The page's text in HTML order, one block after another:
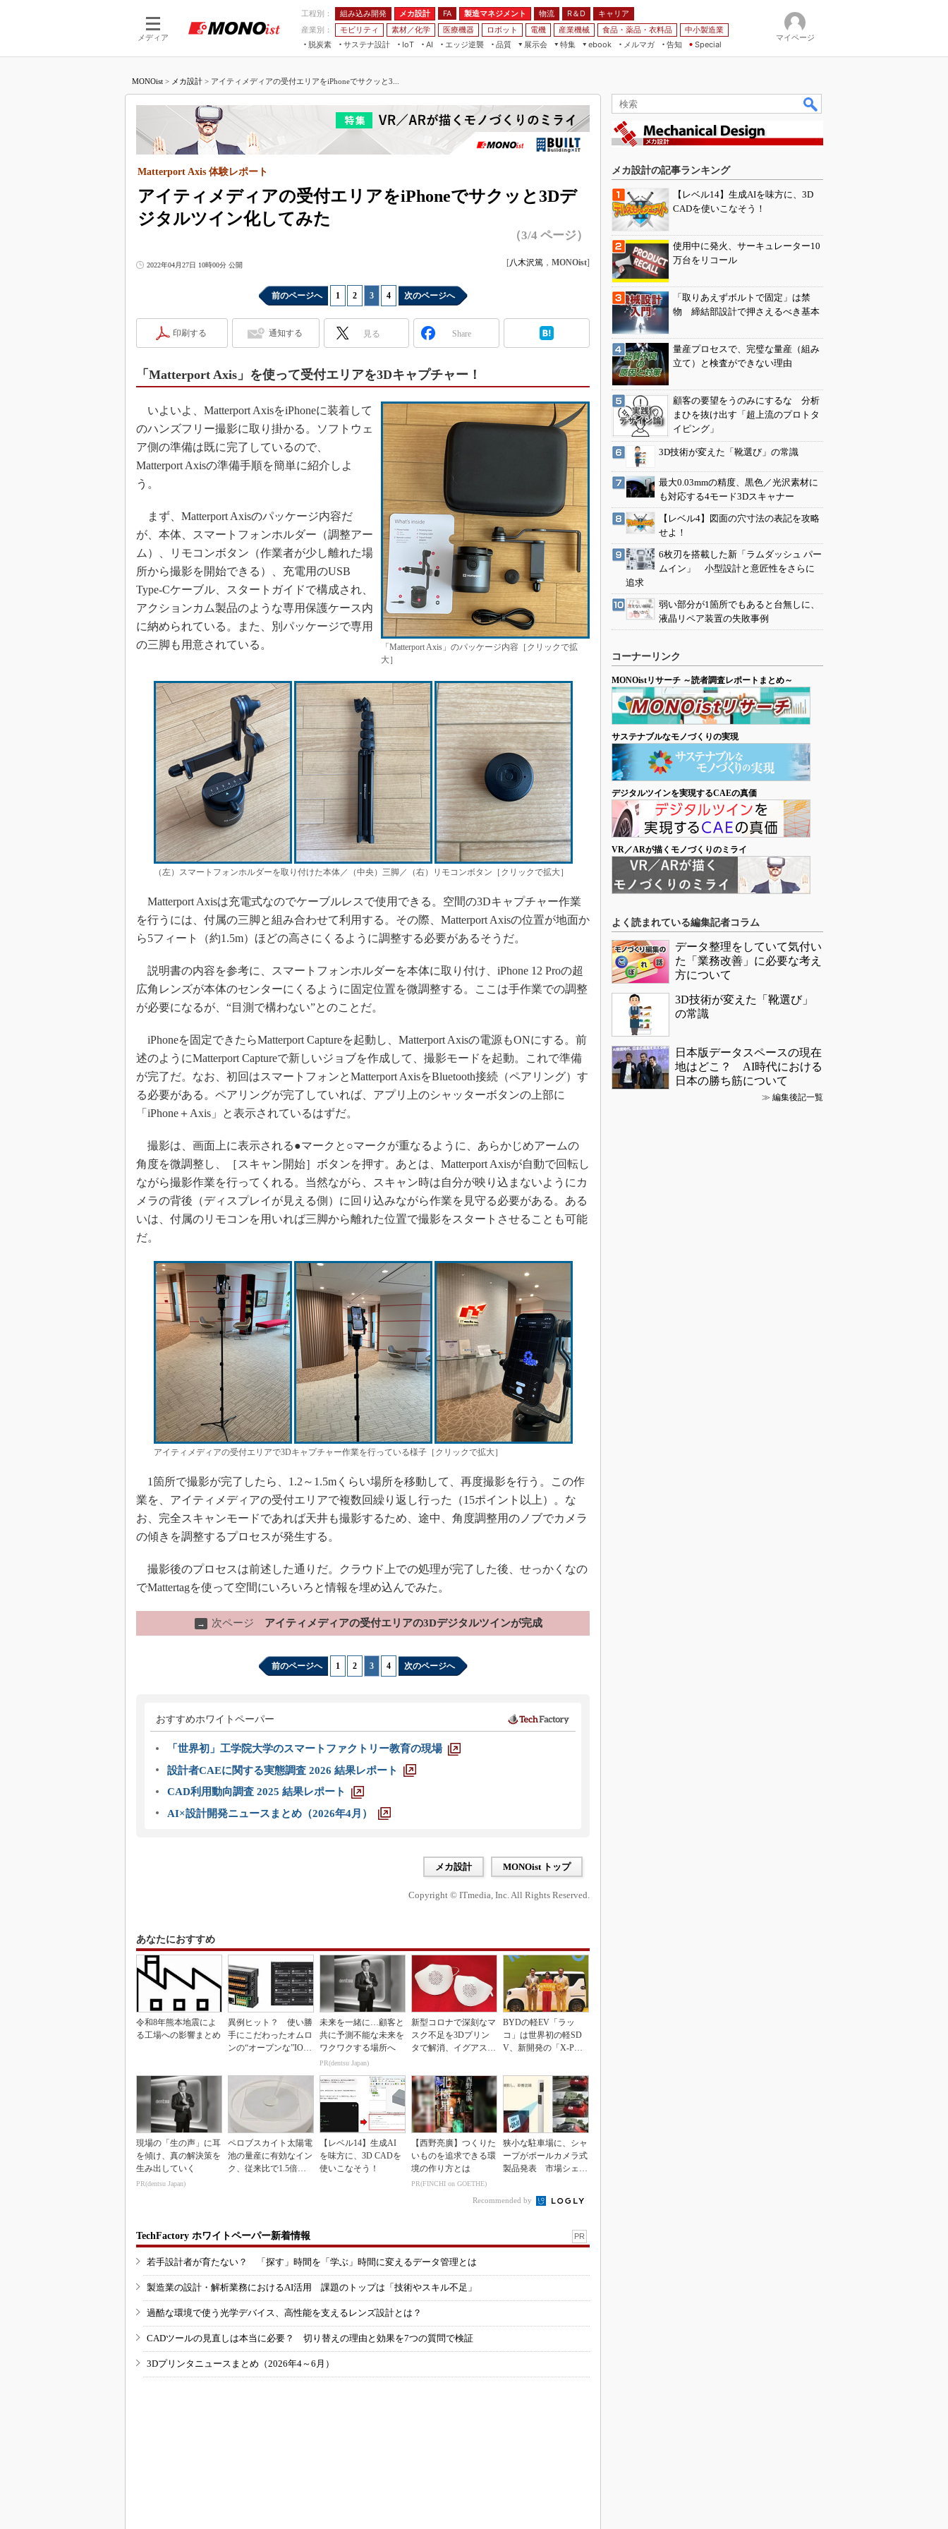
メディア
工程別： 組み込み開発 メカ設計 FA 製造マネジメント 物流 R＆D
キャリア
産業別：
モビリティ 素材／化学 医療機器 ロボット 電機 産業機械 食品・薬品・衣料品
中小製造業
脱炭素
サステナ設計
IoT
つながる工場
つながるサービス
AI
AI×設備保全
Physical AI
エッジ逆襲 品質
展示会
JIMTOF
組込み/エッジ コンピューティング
展＆IoT/5Gソリューション展
国際ロボット展
TECHNO-FRONTIER
日本ものづくりワールド
AUTOMOTIVE WORLD
産業オープンネット展
特集
5G
VR／AR
フィールドサービス
組み込み画像技術
無償設計ツール
3Dプリンタ
デジタルツインとCAE
インダストリー4.0
イノベーション
製造業ビッグデータ
メイドインジャパン
植物工場
知財マネジメント
海外生産
グローバル設計・開発
制御セキュリティ
新型コロナへの対応
ebook
製造マネジメント
FA
モビリティ
メルマガ
告知 Special
マイページ
MONOist > メカ設計 > アイティメディアの受付エリアをiPhoneでサクッと3...
アイティメディアの受付エリアをiPhoneでサクッと3Dデ
ジタルツイン化してみた
Matterport Axis 体験レポート
（3/4 ページ）
2022年04月27日 10時00分 公開 [八木沢篤 ， MONOist]
前のページへ 1 2 3 4 次のページへ
印刷する 通知する 見る Share
「Matterport Axis」を使って受付エリアを3Dキャプチャー！
「Matterport Axis」のパッケージ内容［クリックで拡
大］
いよいよ、Matterport AxisをiPhoneに装着して
のハンズフリー撮影に取り掛かる。ソフトウェ
ア側の準備は既に完了しているので、
Matterport Axisの準備手順を簡単に紹介しよ
う。
まず、Matterport Axisのパッケージ内容だ
が、本体、スマートフォンホルダー（調整アー
ム）、リモコンボタン（作業者が少し離れた場
所から撮影を開始できる）、充電用のUSB
Type-Cケーブル、スタートガイドで構成され、
アクションカム製品のような専用保護ケース内
に納められている。また、別パッケージで専用
の三脚も用意されている。
（左）スマートフォンホルダーを取り付けた本体／（中央）三脚／（右）リモコンボタン［クリックで拡大］
Matterport Axisは充電式なのでケーブルレスで使用できる。空間の3Dキャプチャー作業
を行うには、付属の三脚と組み合わせて利用する。その際、Matterport Axisの位置が地面か
ら5フィート（約1.5m）ほどの高さにくるように調整する必要があるそうだ。
説明書の内容を参考に、スマートフォンホルダーを本体に取り付け、iPhone 12 Proの超
広角レンズが本体のセンターにくるように固定位置を微調整する。ここは手作業での調整
が必要になるが、“目測で構わない”とのことだ。
iPhoneを固定できたらMatterport Captureを起動し、Matterport Axisの電源もONにする。前
述のようにMatterport Captureで新しいジョブを作成して、撮影モードを起動。これで準備
が完了だ。なお、初回はスマートフォンとMatterport AxisをBluetooth接続（ペアリング）す
る必要がある。ペアリングが完了していれば、アプリ上のシャッターボタンの上部に
「iPhone＋Axis」と表示されているはずだ。
撮影は、画面上に表示される●マークと○マークが重なるように、あらかじめアームの
角度を微調整し、［スキャン開始］ボタンを押す。あとは、Matterport Axisが自動で回転し
ながら撮影作業を行ってくれる。当然ながら、スキャン時は自分が映り込まないようにカ
メラの背後（ディスプレイが見える側）に回り込みながら作業を見守る必要がある。ある
いは、付属のリモコンを用いれば三脚から離れた位置で撮影をスタートさせることも可能
だ。
アイティメディアの受付エリアで3Dキャプチャー作業を行っている様子［クリックで拡大］
1箇所で撮影が完了したら、1.2～1.5mくらい場所を移動して、再度撮影を行う。この作
業を、アイティメディアの受付エリアで複数回繰り返し行った（15ポイント以上）。な
お、完全スキャンモードであれば天井も撮影するため、途中、角度調整用のノブでカメラ
の傾きを調整するプロセスが発生する。
撮影後のプロセスは前述した通りだ。クラウド上での処理が完了した後、せっかくなの
でMattertagを使って空間にいろいろと情報を埋め込んでみた。
→ 次ページ アイティメディアの受付エリアの3Dデジタルツインが完成
前のページへ 1 2 3 4 次のページへ
おすすめホワイトペーパー
「世界初」工学院大学のスマートファクトリー教育の現場
設計者CAEに関する実態調査 2026 結果レポート
CAD利用動向調査 2025 結果レポート
AI×設計開発ニュースまとめ（2026年4月）
メカ設計 MONOist トップ
Copyright © ITmedia, Inc. All Rights Reserved.
あなたにおすすめ
令和8年熊本地震によ
る工場への影響まとめ
異例ヒット？ 使い勝
手にこだわったオムロ
ンの“オープンな”IO-L
未来を一緒に…顧客と
共に予測不能な未来を
ワクワクする場所へ
PR(dentsu Japan)
新型コロナで深刻なマ
スク不足を3Dプリン
タで解消、イグアスが
BYDの軽EV「ラッ
コ」は世界初の軽SD
V、新開発の「X-PAC
現場の「生の声」に耳
を傾け、真の解決策を
生み出していく
PR(dentsu Japan)
ペロブスカイト太陽電
池の量産に有効なイン
ク、従来比で1.5倍の
【レベル14】生成AI
を味方に、3D CADを
使いこなそう！
【西野亮廣】つくりた
いものを追求できる環
境の作り方とは
PR(FINCHI on GOETHE)
狭小な駐車場に、シャ
ープがポールカメラ式
製品発表 市場シェア
Recommended by
TechFactory ホワイトペーパー新着情報 PR
若手設計者が育たない？ 「探す」時間を「学ぶ」時間に変えるデータ管理とは
製造業の設計・解析業務におけるAI活用 課題のトップは「技術やスキル不足」
過酷な環境で使う光学デバイス、高性能を支えるレンズ設計とは？
CADツールの見直しは本当に必要？ 切り替えの理由と効果を7つの質問で検証
3Dプリンタニュースまとめ（2026年4～6月）
メカ設計の記事ランキング
【レベル14】生成AIを味方に、3D
CADを使いこなそう！
使用中に発火、サーキュレーター10
万台をリコール
「取りあえずボルトで固定」は禁
物 締結部設計で押さえるべき基本
量産プロセスで、完璧な量産（組み
立て）と検査ができない理由
顧客の要望をうのみにするな 分析
まひを抜け出す「超上流のプロトタ
イピング」
3D技術が変えた「靴選び」の常識
最大0.03mmの精度、黒色／光沢素材に
も対応する4モード3Dスキャナー
【レベル4】図面の穴寸法の表記を攻略
せよ！
6枚刃を搭載した新「ラムダッシュ パー
ムイン」 小型設計と意匠性をさらに
追求
弱い部分が1箇所でもあると台無しに、
液晶リペア装置の失敗事例
コーナーリンク
MONOistリサーチ ～読者調査レポートまとめ～
サステナブルなモノづくりの実現
デジタルツインを実現するCAEの真価
VR／ARが描くモノづくりのミライ
よく読まれている編集記者コラム
データ整理をしていて気付い
た「業務改善」に必要な考え
方について
3D技術が変えた「靴選び」
の常識
日本版データスペースの現在
地はどこ？ AI時代における
日本の勝ち筋について
≫ 編集後記一覧